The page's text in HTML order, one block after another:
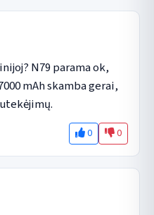
N79 parama ok,
mAh skamba gerai,
0 0